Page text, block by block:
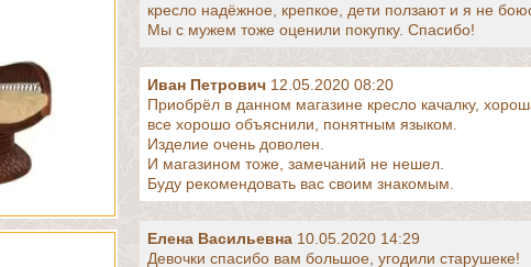
кресло надёжное, крепкое, дети ползают и я не
Мы с мужем тоже оценили покупку. Спасибо!
Иван Петрович 12.05.2020 08:20
Приобрёл в данном магазине кресло качалку,
все хорошо объяснили, понятным языком.
Изделие очень доволен.
И магазином тоже, замечаний не нешел.
Буду рекомендовать вас своим знакомым.
Елена Васильевна 10.05.2020 14:29
Девочки спасибо вам большое, угодили старушеке!